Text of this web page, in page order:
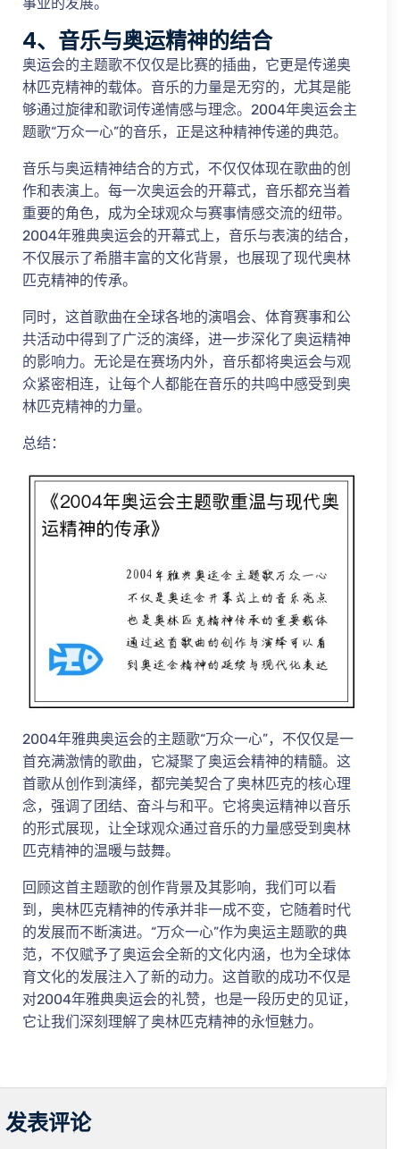
4、音乐与奥运精神的结合
奥运会的主题歌不仅仅是比赛的插曲，它更是传递奥
林匹克精神的载体。音乐的力量是无穷的，尤其是能
够通过旋律和歌词传递情感与理念。2004年奥运会主
题歌“万众一心”的音乐，正是这种精神传递的典范。
音乐与奥运精神结合的方式，不仅仅体现在歌曲的创
作和表演上。每一次奥运会的开幕式，音乐都充当着
重要的角色，成为全球观众与赛事情感交流的纽带。
2004年雅典奥运会的开幕式上，音乐与表演的结合，
不仅展示了希腊丰富的文化背景，也展现了现代奥林
匹克精神的传承。
同时，这首歌曲在全球各地的演唱会、体育赛事和公
共活动中得到了广泛的演绎，进一步深化了奥运精神
的影响力。无论是在赛场内外，音乐都将奥运会与观
众紧密相连，让每个人都能在音乐的共鸣中感受到奥
林匹克精神的力量。
总结：
2004年雅典奥运会的主题歌“万众一心”，不仅仅是一
首充满激情的歌曲，它凝聚了奥运会精神的精髓。这
首歌从创作到演绎，都完美契合了奥林匹克的核心理
念，强调了团结、奋斗与和平。它将奥运精神以音乐
的形式展现，让全球观众通过音乐的力量感受到奥林
匹克精神的温暖与鼓舞。
回顾这首主题歌的创作背景及其影响，我们可以看
到，奥林匹克精神的传承并非一成不变，它随着时代
的发展而不断演进。“万众一心”作为奥运主题歌的典
范，不仅赋予了奥运会全新的文化内涵，也为全球体
育文化的发展注入了新的动力。这首歌的成功不仅是
对2004年雅典奥运会的礼赞，也是一段历史的见证，
它让我们深刻理解了奥林匹克精神的永恒魅力。
发表评论